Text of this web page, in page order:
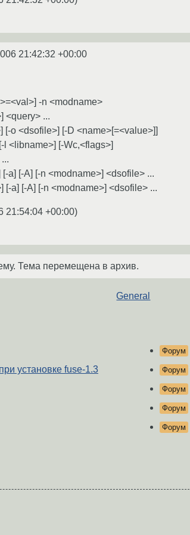
21:42:32 +00:00
-n <modname>
<query> ...
[-o <dsofile>] [-D <name>[=<value>]]
l <libname>] [-Wc,<flags>]
a] [-A] [-n <modname>] <dsofile> ...
[-a] [-A] [-n <modname>] <dsofile> ...
21:54:04 +00:00)
Тема перемещена в архив.
General
установке fuse-1.3
Форум
Форум
Форум
Форум
Форум